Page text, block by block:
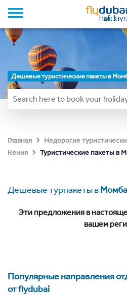
Дешевые туристические пакеты в
Главная Недорогие
Кения
Туристические пакеты в
Дешевые турпакеты в
Эти предложения в
вашем
Популярные направления
от flydubai